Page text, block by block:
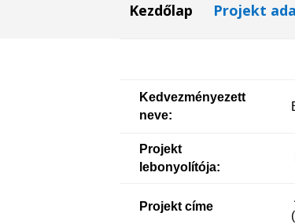
Kezdőlap Projekt
Kedvezményezett
neve:
Projekt
lebonyolítója:
Projekt címe